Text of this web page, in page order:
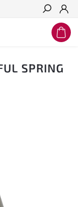
Hľadať
SPRING